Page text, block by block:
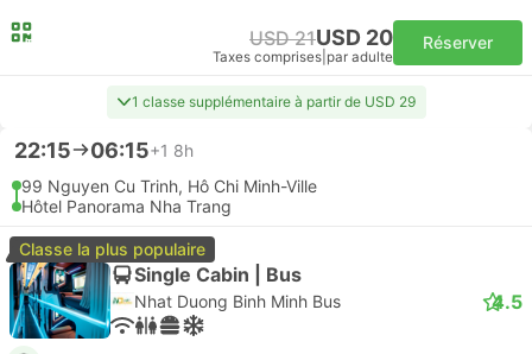
USD 21USD 20
Taxes comprises par adulte
Réserver
1 classe supplémentaire à partir de USD 29
22:15 06:15+1 8h
99 Nguyen Cu Trinh, Hô Chi Minh-Ville
Hôtel Panorama Nha Trang
Classe la plus populaire
Single Cabin | Bus
Nhat Duong Binh Minh Bus 4.5